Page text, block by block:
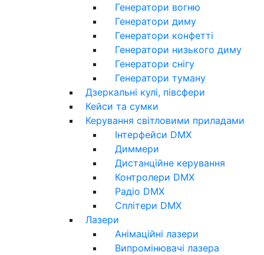
Генератори вогню
Генератори диму
Генератори конфетті
Генератори низького диму
Генератори снігу
Генератори туману
Дзеркальні кулі, півсфери
Кейси та сумки
Керування світловими приладами
Інтерфейси DMX
Диммери
Дистанційне керування
Контролери DMX
Радіо DMX
Сплітери DMX
Лазери
Анімаційні лазери
Випромінювачі лазера